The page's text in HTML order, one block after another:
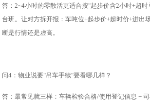
答：2~4小时的零散活更适合按"起步价含2小时+超
台班。让对方拆开报：车吨位+起步价+超时价+进出
断是行情还是虚高。
问4：物业说要"吊车手续"要看哪几样？
答：最常见就三样：车辆检验合格/使用登记信息 +